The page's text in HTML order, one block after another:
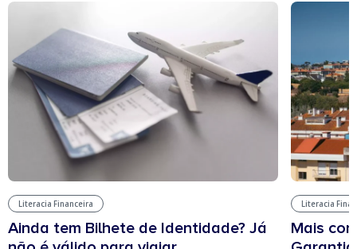
Literacia Financeira
Ainda tem Bilhete de Identidade? Já
Literacia
Mais